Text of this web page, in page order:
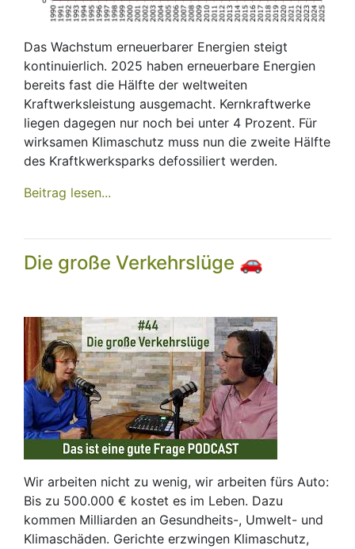
Das Wachstum erneuerbarer Energien steigt
kontinuierlich. 2025 haben erneuerbare Energien
bereits fast die Hälfte der weltweiten
Kraftwerksleistung ausgemacht. Kernkraftwerke
liegen dagegen nur noch bei unter 4 Prozent. Für
wirksamen Klimaschutz muss nun die zweite Hälfte
des Kraftkwerksparks defossiliert werden.
Beitrag lesen...
Die große Verkehrslüge 🚗
Wir arbeiten nicht zu wenig, wir arbeiten fürs Auto:
Bis zu 500.000 € kostet es im Leben. Dazu
kommen Milliarden an Gesundheits-, Umwelt- und
Klimaschäden. Gerichte erzwingen Klimaschutz,